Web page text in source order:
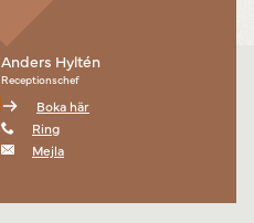
Anders Hyltén
Receptionschef
Boka här
Ring
Mejla